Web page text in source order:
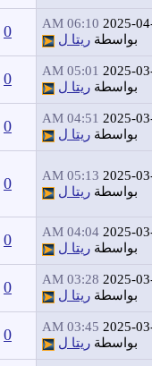
2025-
06:10 AM
بواسطة ريتا ل 0
2025-
05:01 AM
بواسطة ريتا ل 0
2025-
04:51 AM
بواسطة ريتا ل 0
2025-
05:13 AM
بواسطة ريتا ل 0
2025-
04:04 AM
بواسطة ريتا ل 0
2025-
03:28 AM
بواسطة ريتا ل 0
2025-
03:45 AM
بواسطة ريتا ل 0